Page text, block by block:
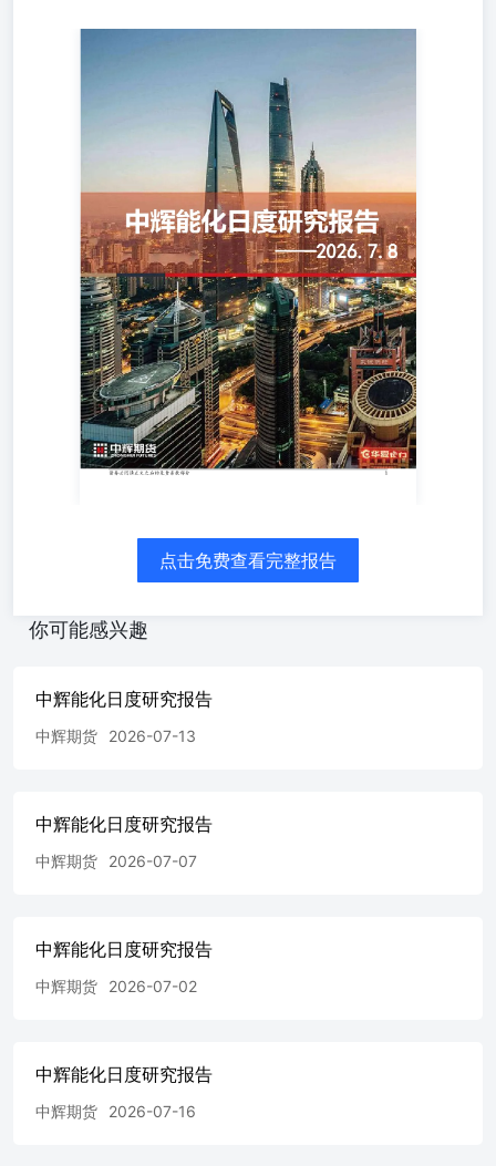
占优，颜色标注仅为当前市场多空力量的客观对比，不预示
未来价格必然向该方向运行（如“红色”不代表“一定涨”，可
能因突发利空反转）。关注等级和颜色标注仅代表品种当前
市场活跃度、波动特征或事件敏感性的客观观察维度，不构
成任何投资建议、收益承诺或未来表现的保证，投资者须独
立判断并承担风险。 L：震荡偏强 期现市场 L09基差为171
元/吨，L91月差为11元/吨。 基本逻辑 美伊冲突再起，预计
早盘跟随油价震荡偏强运行。中东FOB美金报价止跌反弹，
进口到港仍需时间，产业链维持低库存格局。国内逐步转为
供需双强格局，近期装置重启增加，国内开工回升至80%，
后市装置重启计划不多；终端利润连续3周显著修复，但订
单跟进不足，淡季效应下补库动力不足。短期成本支撑走
强，多单持有。L【6900-7200】 风险提示 关注原油及煤炭
价格走势、新增产能投放进度。 PP：震荡偏强 期现市场
PP09基差为617元/吨；PP91价差为407元/吨。 基本逻辑 油
价止跌反弹，台风导致装置计划外检修增加，强基差格局下
盘面易涨难跌。当前产能利用率为67%，仍处于绝对低位。
观政策超预期，关注原油及煤炭价格走势，新增产能投放进
度。 期现市场 V09基差为-106元/吨，V91价差为-141元/
处于低位叠加地缘再度升温，空单止盈。近期内蒙限电紧张
带动电石价格快速反弹，山东及西北氯碱一体化利润压缩至
烯法开工低位回升，出口签单量回落，高库存格局难改，限
险提示 宏观系统性风险，宏观政策超预期。 PTA：供需改
润压缩，库存延续去化；中游PTA现货/盘面加工费处同期
高位,装置检修预期兑现,开工大幅下行(截至7/3日负荷降至
有检修/重启计划;海外变动不大)；需求端略有改善(聚酯、
波动，套利逢高做缩pta09加工费。TA【5450-5580】 风险
估值方面，综合毛利-603元/吨,华东基差95(-48)元/吨;供应
端方面，近期油升煤降,整体开工偏低且7月检修偏高预期降
负(扬子石化、中石化武汉推迟重启，盛虹炼化、内蒙古兖
点击免费查看完整报告
你可能感兴趣
中辉能化日度研究报告
中辉期货 2026-07-13
中辉能化日度研究报告
中辉期货 2026-07-07
中辉能化日度研究报告
中辉期货 2026-07-02
中辉能化日度研究报告
中辉期货 2026-07-16